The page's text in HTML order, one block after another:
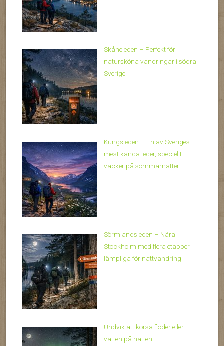
Skåneleden – Perfekt för
natursköna vandringar i södra
Sverige.
Kungsleden – En av Sveriges
mest kända leder, speciellt
vacker på sommarnätter.
Sörmlandsleden – Nära
Stockholm med flera etapper
lämpliga för nattvandring.
Undvik att korsa floder eller
vatten på natten.